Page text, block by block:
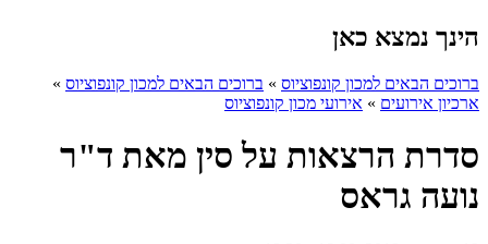
הינך נמצא כאן
ברוכים הבאים למכון קונפוציוס » ברוכים הבאים למכון קונפוציוס »
ארכיון אירועים » אירועי מכון קונפוציוס
סדרת הרצאות על סין מאת ד"ר
נועה גראס